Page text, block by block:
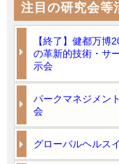
注目の研究会等
【終了】健都万
の革新的技術・サ
示会
パークマネジメン
会
グローバルヘルス